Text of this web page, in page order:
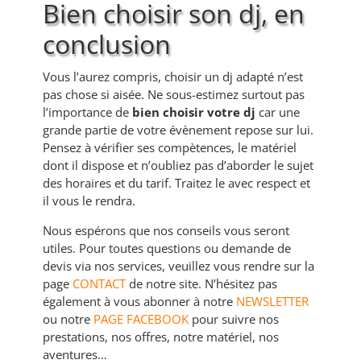
Bien choisir son dj, en
conclusion
Vous l’aurez compris, choisir un dj adapté n’est
pas chose si aisée. Ne sous-estimez surtout pas
l’importance de bien choisir votre dj car une
grande partie de votre évènement repose sur lui.
Pensez à vérifier ses compètences, le matériel
dont il dispose et n’oubliez pas d’aborder le sujet
des horaires et du tarif. Traitez le avec respect et
il vous le rendra.
Nous espérons que nos conseils vous seront
utiles. Pour toutes questions ou demande de
devis via nos services, veuillez vous rendre sur la
page CONTACTde notre site. N’hésitez pas
également à vous abonner à notre NEWSLETTER
ou notre PAGE FACEBOOKpour suivre nos
prestations, nos offres, notre matériel, nos
aventures…